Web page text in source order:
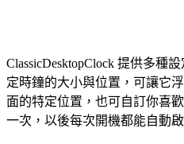
ClassicDesktopClock 提供多種
定時鐘的大小與位置，可讓它
面的特定位置，也可自訂你喜
一次，以後每次開機都能自動啟